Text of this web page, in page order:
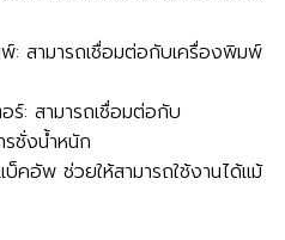
: สามารถเชื่อมต่อกับเครื่องพิมพ์
ร์: สามารถเชื่อมต่อกับ
ชั่งน้ำหนัก
คอัพ ช่วยให้สามารถใช้งานได้แม้